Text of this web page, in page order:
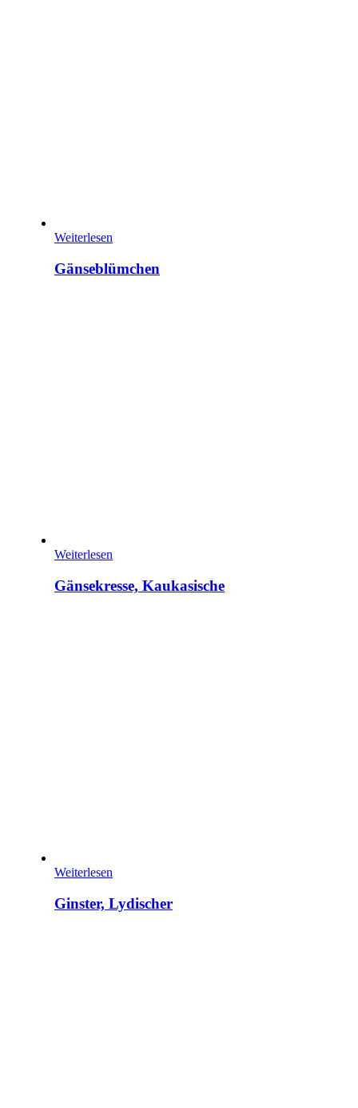
Weiterlesen
Gänseblümchen
Weiterlesen
Gänsekresse, Kaukasische
Weiterlesen
Ginster, Lydischer